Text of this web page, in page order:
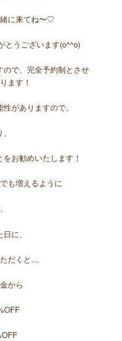
に来てね〜♡
とうございます(o^^o)
ので、完全予約制とさせ
ます！
がありますので、
お勧めいたします！
も増えるように
に、
だくと…
から